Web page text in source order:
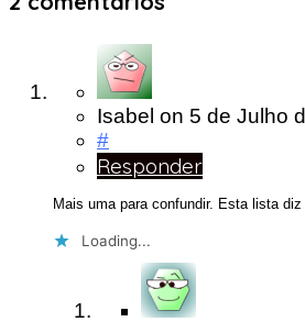
Isabel on 5 de Julho
#
Responder
Mais uma para confundir. Esta lista
Loading...